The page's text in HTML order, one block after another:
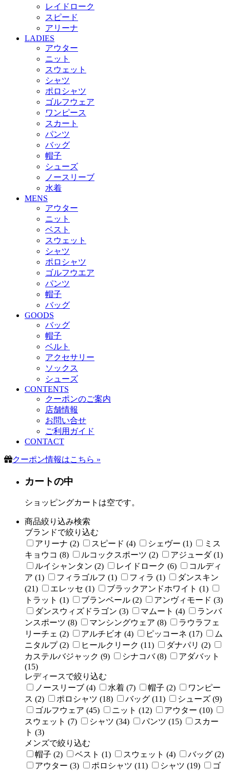
レイドローク
スピード
アリーナ
LADIES
アウター
ニット
スウェット
シャツ
ポロシャツ
ゴルフウェア
ワンピース
スカート
パンツ
バッグ
帽子
シューズ
ノースリーブ
水着
MENS
アウター
ニット
ベスト
スウェット
シャツ
ポロシャツ
ゴルフウエア
パンツ
帽子
バッグ
GOODS
バッグ
帽子
ベルト
アクセサリー
ソックス
シューズ
CONTENTS
クーポンのご案内
店舗情報
お問い合せ
ご利用ガイド
CONTACT
クーポン情報はこちら »
カートの中
ショッピングカートは空です。
商品絞り込み検索
ブランドで絞り込む
アリーナ (2)
スピード (4) シェヴー (1)
ミス
キョウコ (8)
ルコックスポーツ (2)
アジューダ (1)
ルイシャンタン (2)
レイドローク (6)
コルディ
ア (1)
フィラゴルフ (1) フィラ (1)
ダンスキン
(21)
エレッセ (1)
ブラックアンドホワイト (1)
トラット (1)
ブランベール (2)
アンヴィモード (3)
ダンスウィズドラゴン (3)
マムート (4)
ランバ
ンスポーツ (8)
マンシングウェア (8)
ラウラフェ
リーチェ (2)
アルチビオ (4) ピッコーネ (17)
ム
ニタルプ (2)
ヒールクリーク (11)
ダナパリ (2)
カステルバジャック (9)
シナコバ (8)
アダバット
(15)
レディースで絞り込む
ノースリーブ (4)
水着 (7) 帽子 (2)
ワンピー
ス (2)
ポロシャツ (18) バッグ (11)
シューズ (9)
ゴルフウェア (45)
ニット (12)
アウター (10)
スウェット (7)
シャツ (34) パンツ (15)
スカー
ト (3)
メンズで絞り込む
帽子 (2)
ベスト (1) スウェット (4)
バッグ (2)
アウター (3)
ポロシャツ (11) シャツ (19)
ゴ